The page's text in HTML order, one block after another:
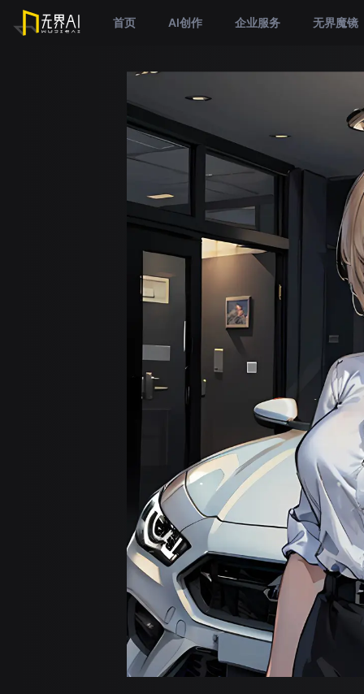
首页 AI创作 企业服务 无界魔镜